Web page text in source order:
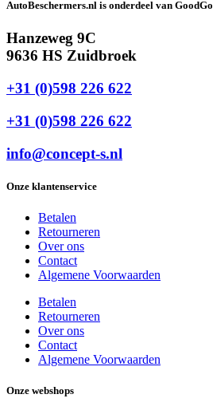
AutoBeschermers.nl is onderdeel van GoodGo
Hanzeweg 9C
9636 HS Zuidbroek
+31 (0)598 226 622
+31 (0)598 226 622
info@concept-s.nl
Onze klantenservice
Betalen
Retourneren
Over ons
Contact
Algemene Voorwaarden
Betalen
Retourneren
Over ons
Contact
Algemene Voorwaarden
Onze webshops